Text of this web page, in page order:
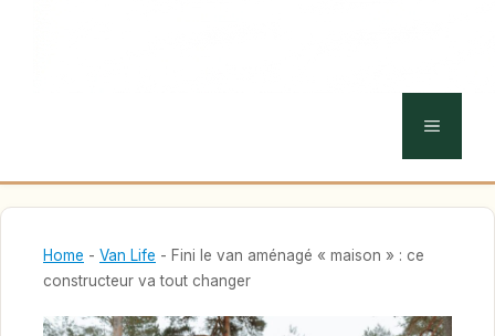
MENU
Home - Van Life - Fini le van aménagé « maison » : ce
constructeur va tout changer